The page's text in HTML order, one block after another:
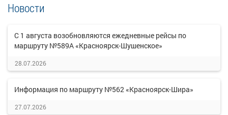
Новости
С 1 августа возобновляются ежедневные рейсы по
маршруту №589А «Красноярск-Шушенское»
28.07.2026
Информация по маршруту №562 «Красноярск-Шира»
27.07.2026